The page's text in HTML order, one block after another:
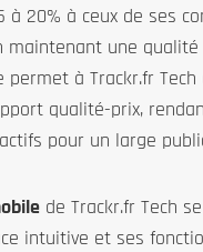
à 20% à ceux de ses
maintenant une qualité
à Trackr.fr Tech
qualité-prix,
pour un large
de Trackr.fr Tech
intuitive et ses